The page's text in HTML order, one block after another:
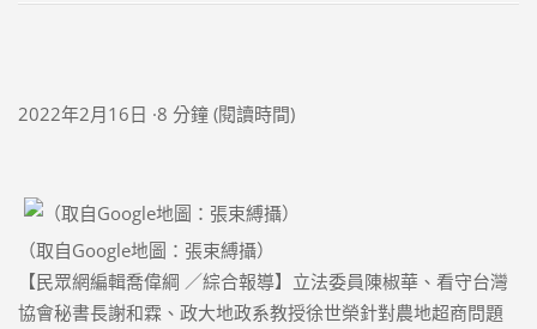
2022年2月16日 ·8 分鐘 (閱讀時間)
（取自Google地圖：張束縛攝）
【民眾網編輯喬偉綱 ／綜合報導】立法委員陳椒華、看守台灣
協會秘書長謝和霖、政大地政系教授徐世榮針對農地超商問題